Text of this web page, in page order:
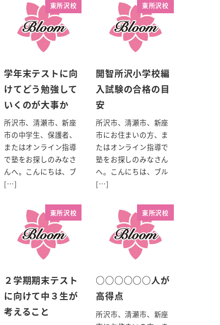
東所沢校
学年末テストに向
けてどう勉強して
いくのが大事か
所沢市、清瀬市、新座
市の中学生、保護者、
またはオンライン指導
で塾をお探しのみなさ
んへ。こんにちは、ブ
[…]
東所沢校
開智所沢小学校編
入試験の合格の目
安
所沢市、清瀬市、新座
市にお住まいの方、ま
たはオンライン指導で
塾をお探しのみなさん
へ。こんにちは、ブル
[…]
東所沢校
２学期期末テスト
に向けて中３生が
考えること
東所沢校
○○○○○○人が
高得点
所沢市、清瀬市、新座